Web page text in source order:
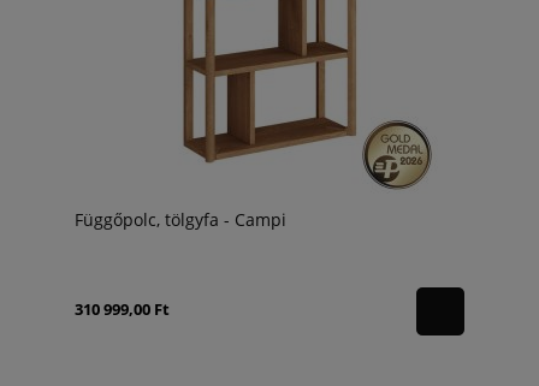
Függőpolc, tölgyfa - Campi
310 999,00 Ft